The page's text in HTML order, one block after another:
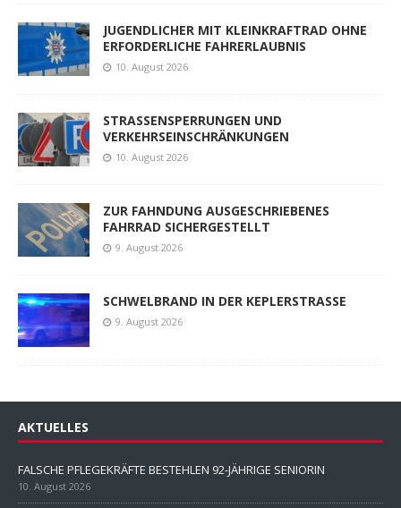
JUGENDLICHER MIT KLEINKRAFTRAD OHNE
ERFORDERLICHE FAHRERLAUBNIS
10. August 2026
STRASSENSPERRUNGEN UND
VERKEHRSEINSCHRÄNKUNGEN
10. August 2026
ZUR FAHNDUNG AUSGESCHRIEBENES
FAHRRAD SICHERGESTELLT
9. August 2026
SCHWELBRAND IN DER KEPLERSTRASSE
9. August 2026
AKTUELLES
FALSCHE PFLEGEKRÄFTE BESTEHLEN 92-JÄHRIGE SENIORIN
10. August 2026